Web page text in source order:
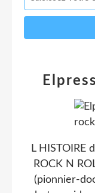
L HISTOIRE
ROCK N
(pionnier-